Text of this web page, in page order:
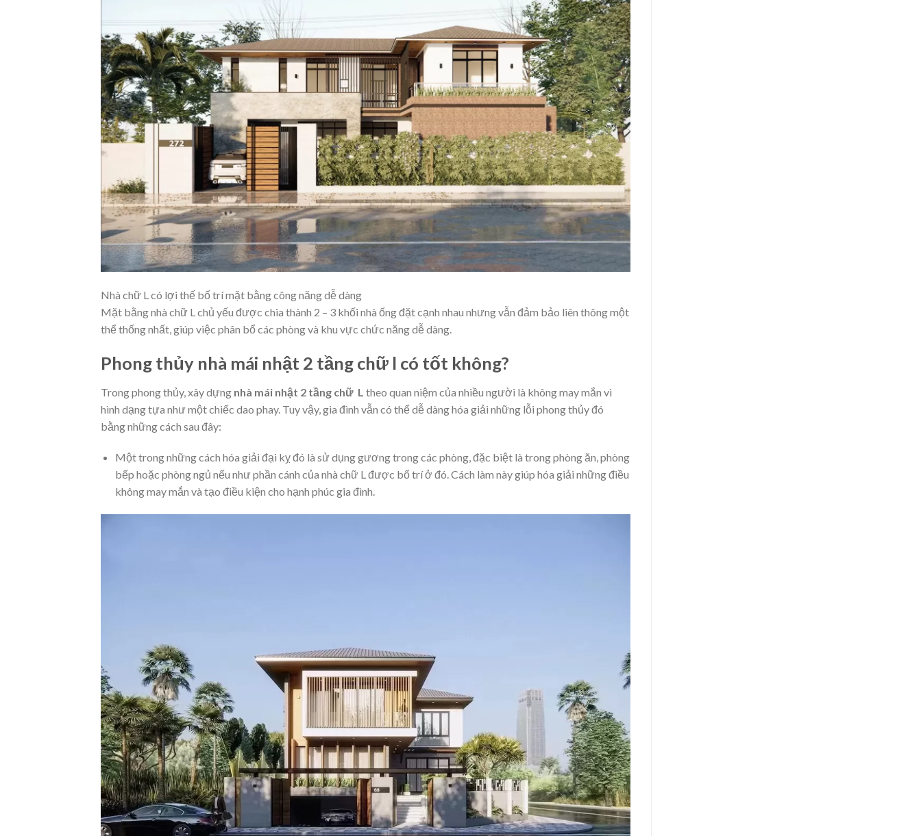
Nhà chữ L có lợi thế bố trí mặt bằng công năng dễ dàng
Mặt bằng nhà chữ L chủ yếu được chia thành 2 – 3 khối nhà ống đặt cạnh nhau nhưng vẫn đảm bảo liên thông một
thể thống nhất, giúp việc phân bổ các phòng và khu vực chức năng dễ dàng.
Phong thủy nhà mái nhật 2 tầng chữ l có tốt không?
Trong phong thủy, xây dựng nhà mái nhật 2 tầng chữ L theo quan niệm của nhiều người là không may mắn vì
hình dạng tựa như một chiếc dao phay. Tuy vậy, gia đình vẫn có thể dễ dàng hóa giải những lỗi phong thủy đó
bằng những cách sau đây:
Một trong những cách hóa giải đại kỵ đó là sử dụng gương trong các phòng, đặc biệt là trong phòng ăn, phòng
bếp hoặc phòng ngủ nếu như phần cánh của nhà chữ L được bố trí ở đó. Cách làm này giúp hóa giải những điều
không may mắn và tạo điều kiện cho hạnh phúc gia đình.